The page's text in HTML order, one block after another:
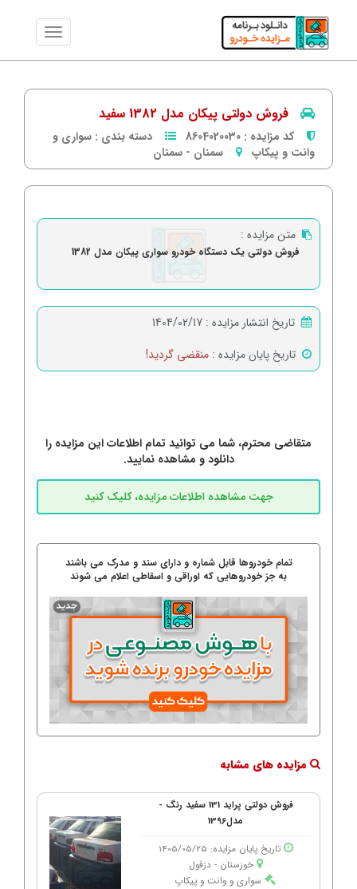
فروش دولتی پیکان مدل 1382 سفید
کد مزایده : 8604020030 دسته بندی : سواری و
وانت و پیکاپ
سمنان - سمنان
متن مزایده :
فروش دولتی یک دستگاه خودرو سواری پیکان مدل 1382
تاریخ انتشار مزایده : 1404/02/17
تاریخ پایان مزایده : منقضی گردید!
متقاضی محترم، شما می توانید تمام اطلاعات این مزایده را
دانلود و مشاهده نمایید.
تمام خودروها قابل شماره و دارای سند و مدرک می باشند
به جز خودروهایی که اوراقی و اسقاطی اعلام می شوند
مزایده های مشابه
فروش دولتی پراید 131 سفید رنگ -
مدل1396
تاریخ پایان مزایده: 1405/05/25
خوزستان - دزفول
سواری و وانت و پیکاپ